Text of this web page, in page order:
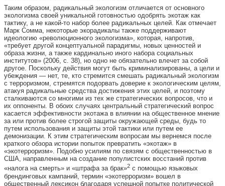
Таким образом, радикальный экологизм отличается от основного
экологизма своей уникальной готовностью одобрять экотаж как
тактику, а не какой-то набор более радикальных целей. Как отмечает
Марк Сомма, некоторые экорадикалы также поддерживают
идеологию «революционного экологизма», которая, напротив,
«требует другой концептуальной парадигмы, новых ценностей и
образа жизни, а также кардинально иного набора социальных
институтов» (2006, с. 38), но одно не обязательно влечет за собой
другое. Поскольку действия могут быть криминализированы, а цели и
убеждения — нет, те, кто стремится смешать радикальный экологизм
с терроризмом, стремятся подорвать доверие к экологическим целям,
атакуя радикальные средства достижения этих целей, и поэтому
сталкиваются со многими из тех же стратегических вопросов, что и
их оппоненты. В обоих случаях центральный стратегический вопрос
касается эффективности экотажа в влиянии на общественное мнение
за или против более строгой защиты окружающей среды, будь то
путем использования и защиты этой тактики или путем ее
демонизации. К этим стратегическим вопросам мы вернемся после
краткого обзора истории попыток превратить «экотаж» в
«экотерроризм». Подобно усилиям по связям с общественностью в
США, направленным на создание популистских восстаний против
«налога на смерть» и «штрафа за брак»2 с помощью языковых
брендинговых кампаний, термин «экотерроризм» вошел в
общественный лексикон благодаря успешной попытке политической